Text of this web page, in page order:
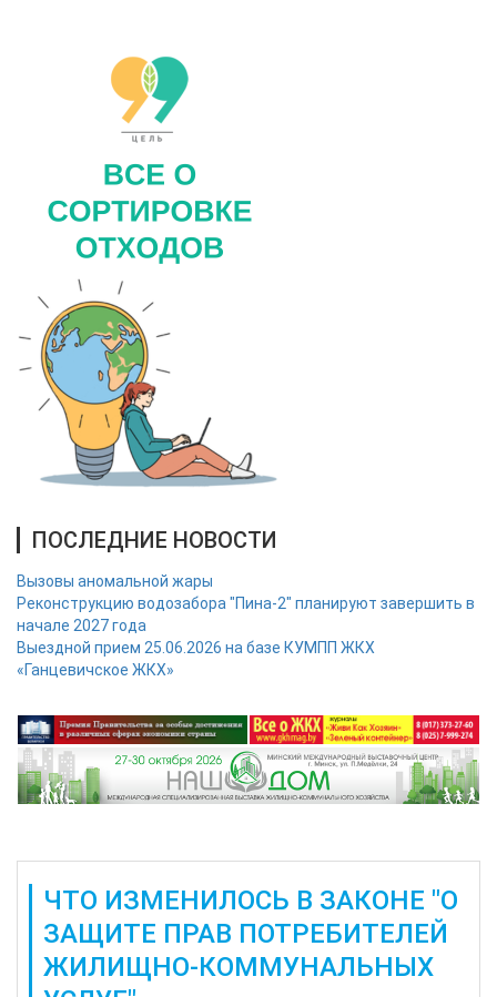
ПОСЛЕДНИЕ НОВОСТИ
Вызовы аномальной жары
Реконструкцию водозабора "Пина-2" планируют завершить в
начале 2027 года
Выездной прием 25.06.2026 на базе КУМПП ЖКХ
«Ганцевичское ЖКХ»
ЧТО ИЗМЕНИЛОСЬ В ЗАКОНЕ "О
ЗАЩИТЕ ПРАВ ПОТРЕБИТЕЛЕЙ
ЖИЛИЩНО-КОММУНАЛЬНЫХ